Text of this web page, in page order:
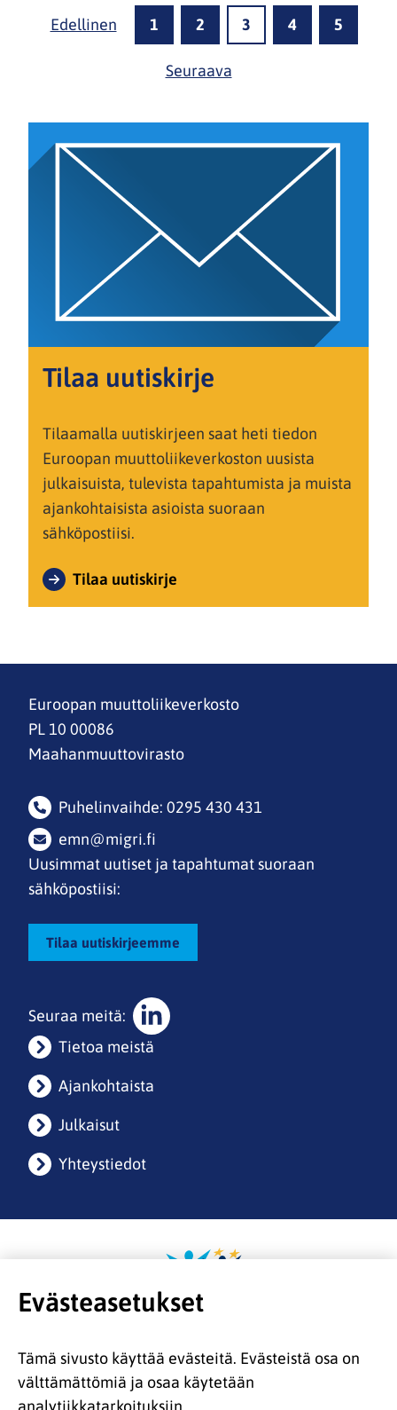
Edellinen 1 2 3 4 5
Seuraava
Tilaa uutiskirje
Tilaamalla uutiskirjeen saat heti tiedon
Euroopan muuttoliikeverkoston uusista
julkaisuista, tulevista tapahtumista ja muista
ajankohtaisista asioista suoraan
sähköpostiisi.
Tilaa uutiskirje
Euroopan muuttoliikeverkosto
PL 10 00086
Maahanmuuttovirasto
Puhelinvaihde: 0295 430 431
emn@migri.fi
Uusimmat uutiset ja tapahtumat suoraan
sähköpostiisi:
Tilaa uutiskirjeemme
Seuraa meitä:
Sosiaalinen
media:
Tietoa meistä
Ajankohtaista
Julkaisut
Yhteystiedot
Etusivulle
Evästeasetukset
Tämä sivusto käyttää evästeitä. Evästeistä osa on
välttämättömiä ja osaa käytetään
analytiikkatarkoituksiin.